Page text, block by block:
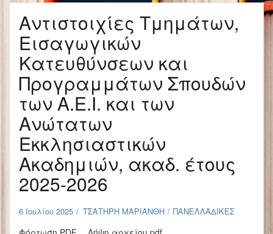
Αντιστοιχίες Τμημάτων,
Εισαγωγικών
Κατευθύνσεων και
Προγραμμάτων Σπουδών
των Α.Ε.Ι. και των
Ανώτατων
Εκκλησιαστικών
Ακαδημιών, ακαδ. έτους
2025-2026
6 Ιουλίου 2025 ΤΣΑΤΗΡΗ ΜΑΡΙΑΝΘΗ ΠΑΝΕΛΛΑΔΙΚΕΣ